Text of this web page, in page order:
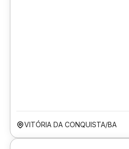
VITÓRIA DA CONQUISTA/BA